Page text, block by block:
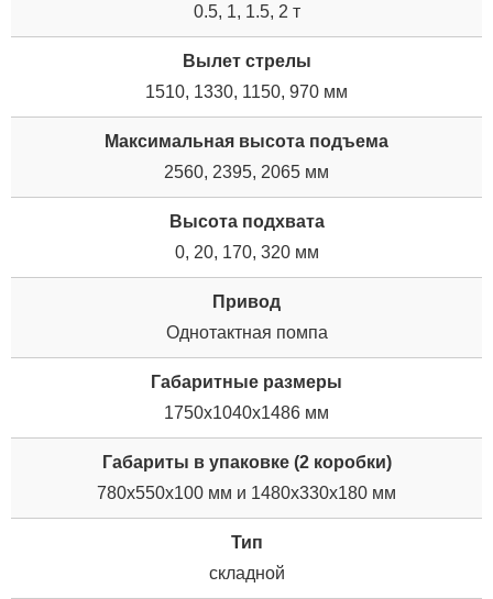
0.5, 1, 1.5, 2 т
Вылет стрелы
1510, 1330, 1150, 970 мм
Максимальная высота подъема
2560, 2395, 2065 мм
Высота подхвата
0, 20, 170, 320 мм
Привод
Однотактная помпа
Габаритные размеры
1750x1040x1486 мм
Габариты в упаковке (2 коробки)
780х550х100 мм и 1480х330х180 мм
Тип
складной